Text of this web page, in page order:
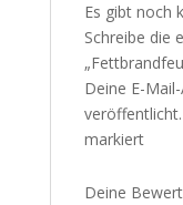
Es gibt noch
Schreibe die
Deine E-
veröffentlicht.
markiert
Deine